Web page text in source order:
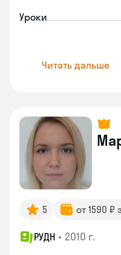
Уроки
Читать дальше
5 от 1590 ₽
РУДН • 2010 г.